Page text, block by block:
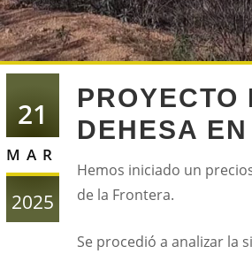
21
MAR
2025
PROYECTO
DEHESA
Hemos iniciado un
de la Frontera.
Se procedió a analizar la